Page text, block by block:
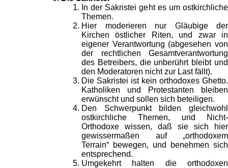
In der Sakristei geht es um ostkirchliche
Themen.
Hier moderieren nur Gläubige der
Kirchen östlicher Riten, und zwar in
eigener Verantwortung (abgesehen von
der rechtlichen Gesamtverantwortung
des Betreibers, die unberührt bleibt und
den Moderatoren nicht zur Last fällt).
Die Sakristei ist kein orthodoxes Ghetto.
Katholiken und Protestanten bleiben
erwünscht und sollen sich beteiligen.
Den Schwerpunkt bilden gleichwohl
ostkirchliche Themen, und Nicht-
Orthodoxe wissen, daß sie sich hier
gewissermaßen auf „orthodoxem
Terrain“ bewegen, und benehmen sich
entsprechend.
Umgekehrt halten die orthodoxen